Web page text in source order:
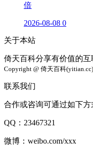
倍
2026-08-08 0
关于本站
倚天百科分享有价值的互
Copyright @ 倚天百科(yitian.cc)
联系我们
合作或咨询可通过如下方
QQ：23467321
微博：weibo.com/xxx